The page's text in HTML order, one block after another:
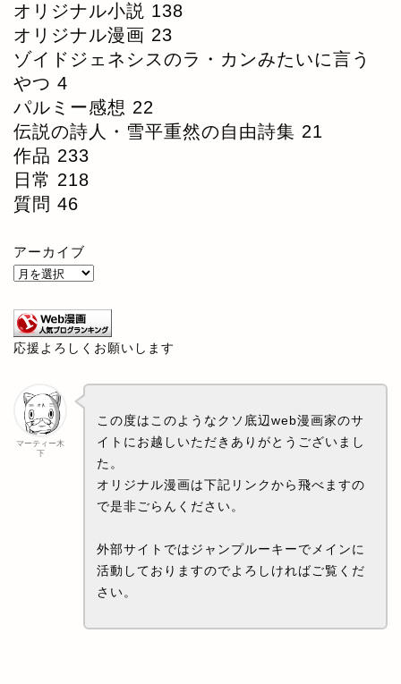
オリジナル小説 138
オリジナル漫画 23
ゾイドジェネシスのラ・カンみたいに言う
やつ 4
パルミー感想 22
伝説の詩人・雪平重然の自由詩集 21
作品 233
日常 218
質問 46
アーカイブ
応援よろしくお願いします
マーティー木
下
この度はこのようなクソ底辺web漫画家のサ
イトにお越しいただきありがとうございまし
た。
オリジナル漫画は下記リンクから飛べますの
で是非ごらんください。
外部サイトではジャンプルーキーでメインに
活動しておりますのでよろしければご覧くだ
さい。